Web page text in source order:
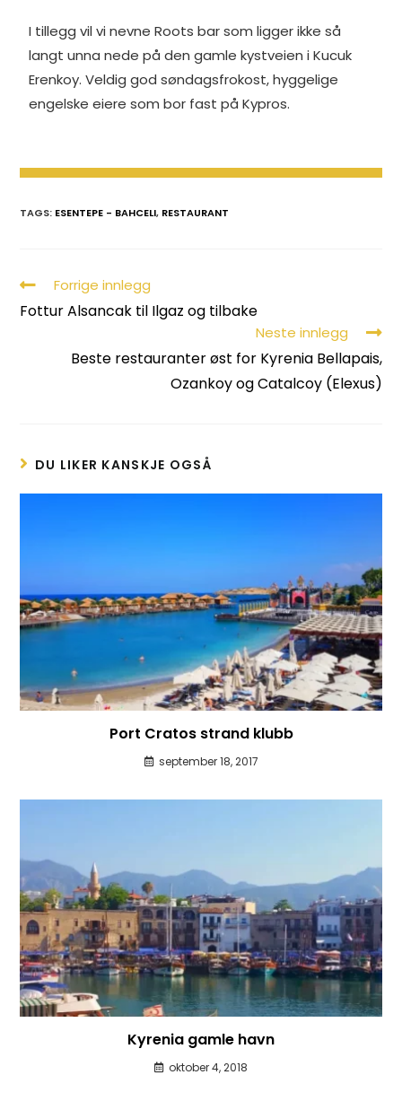
I tillegg vil vi nevne Roots bar som ligger ikke så
langt unna nede på den gamle kystveien i Kucuk
Erenkoy. Veldig god søndagsfrokost, hyggelige
engelske eiere som bor fast på Kypros.
TAGS: ESENTEPE - BAHCELI, RESTAURANT
Forrige innlegg
Fottur Alsancak til Ilgaz og tilbake
Neste innlegg
Beste restauranter øst for Kyrenia Bellapais,
Ozankoy og Catalcoy (Elexus)
DU LIKER KANSKJE OGSÅ
Port Cratos strand klubb
september 18, 2017
Kyrenia gamle havn
oktober 4, 2018